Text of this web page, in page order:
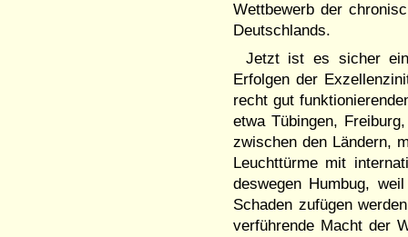
Wettbewerb der
Deutschlands.
Jetzt ist es sicher ein
Erfolgen der
recht gut
etwa Tübingen,
zwischen den Ländern,
Leuchttürme mit
deswegen Humbug,
Schaden zufügen
verführende Macht der